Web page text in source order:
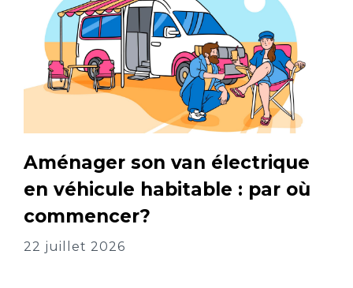
Aménager son van électrique
en véhicule habitable : par où
commencer?
22 juillet 2026